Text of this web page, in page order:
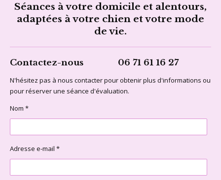
Séances à votre domicile et alentours,
adaptées à votre chien et votre mode
de vie.
Contactez-nous 06 71 61 16 27
N'hésitez pas à nous contacter pour obtenir plus d'informations ou
pour réserver une séance d'évaluation.
Nom *
Adresse e-mail *